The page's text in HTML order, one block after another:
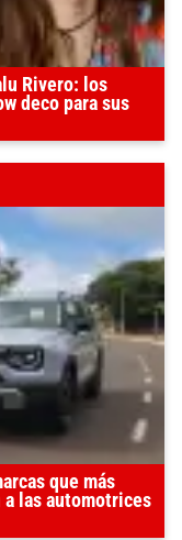
Rivero: los
deco para sus
que más
las automotrices